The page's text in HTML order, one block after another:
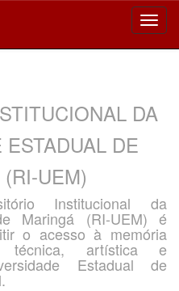
DA
DE
UEM)
Institucional da
Maringá (RI-UEM) é
o acesso à memória
técnica, artística e
Estadual de